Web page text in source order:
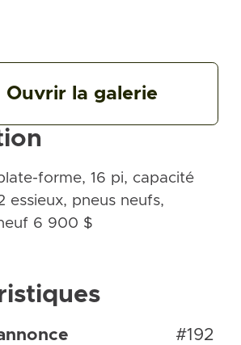
forme, 16 pi, capacité
pneus neufs,
6 900 $
#192
Ouvrir la galerie